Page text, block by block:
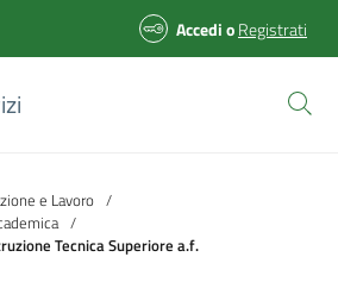
AccedioRegistrati
e Lavoro /
/
Tecnica Superiore a.f.